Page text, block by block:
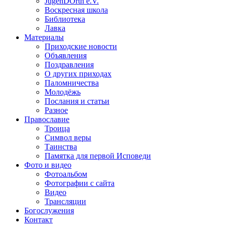
Воскресная школа
Библиотека
Лавка
Материалы
Приходские новости
Объявления
Поздравления
О других приходах
Паломничества
Молодёжь
Послания и статьи
Разное
Православие
Троица
Символ веры
Таинства
Памятка для первой Исповеди
Фото и видео
Фотоальбом
Фотографии с сайта
Видео
Трансляции
Богослужения
Контакт